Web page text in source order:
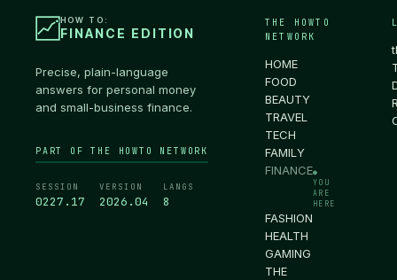
HOW TO:
FINANCE EDITION
Precise, plain-language
answers for personal money
and small-business finance.
PART OF THE HOWTO NETWORK
SESSION
0227.18
VERSION
2026.04
LANGS
8
THE HOWTO
NETWORK
HOME
FOOD
BEAUTY
TRAVEL
TECH
FAMILY
FINANCE●
YOU
ARE
HERE
FASHION
HEALTH
GAMING
THE